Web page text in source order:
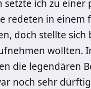
ich zu einer
redeten in
doch stellte sich
wollten.
die legendären
noch sehr